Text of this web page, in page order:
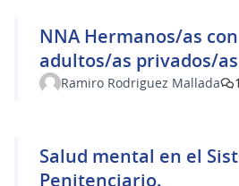
NNA Hermanos/as
adultos/as privados/
Ramiro Rodriguez Mallada 1
Salud mental en el
Penitenciario.